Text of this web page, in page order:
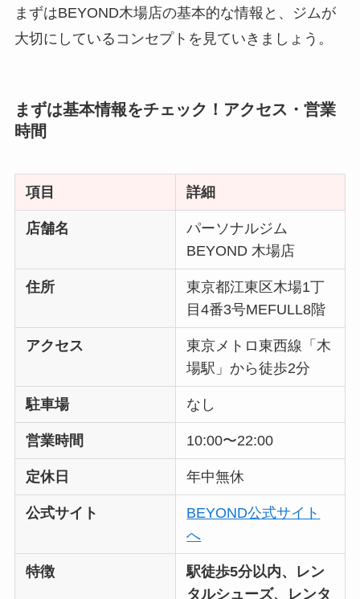
まずはBEYOND木場店の基本的な情報と、ジムが
大切にしているコンセプトを見ていきましょう。
まずは基本情報をチェック！アクセス・営業
時間
項目 詳細
店舗名
パーソナルジム
BEYOND 木場店
住所
東京都江東区木場1丁
目4番3号MEFULL8階
アクセス
東京メトロ東西線「木
場駅」から徒歩2分
駐車場 なし
営業時間 10:00〜22:00
定休日 年中無休
公式サイト
BEYOND公式サイト
へ
特徴
駅徒歩5分以内、レン
タルシューズ、レンタ